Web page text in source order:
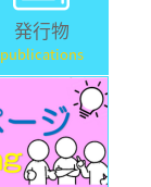
発行物
publications